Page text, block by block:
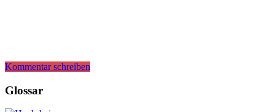
Kommentar schreiben
Glossar